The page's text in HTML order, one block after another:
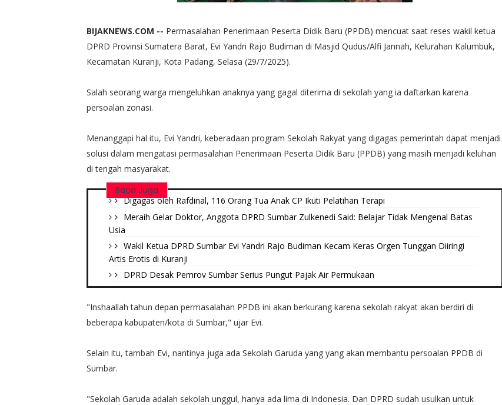
BIJAKNEWS.COM -- Permasalahan Penerimaan Peserta Didik Baru (PPDB) mencuat saat reses wakil ketua
DPRD Provinsi Sumatera Barat, Evi Yandri Rajo Budiman di Masjid Qudus/Alfi Jannah, Kelurahan Kalumbuk,
Kecamatan Kuranji, Kota Padang, Selasa (29/7/2025).
Salah seorang warga mengeluhkan anaknya yang gagal diterima di sekolah yang ia daftarkan karena
persoalan zonasi.
Menanggapi hal itu, Evi Yandri, keberadaan program Sekolah Rakyat yang digagas pemerintah dapat menjadi
solusi dalam mengatasi permasalahan Penerimaan Peserta Didik Baru (PPDB) yang masih menjadi keluhan
di tengah masyarakat.
Baca Juga
Digagas oleh Rafdinal, 116 Orang Tua Anak CP Ikuti Pelatihan Terapi
Meraih Gelar Doktor, Anggota DPRD Sumbar Zulkenedi Said: Belajar Tidak Mengenal Batas
Usia
Wakil Ketua DPRD Sumbar Evi Yandri Rajo Budiman Kecam Keras Orgen Tunggan Diiringi
Artis Erotis di Kuranji
DPRD Desak Pemrov Sumbar Serius Pungut Pajak Air Permukaan
"Inshaallah tahun depan permasalahan PPDB ini akan berkurang karena sekolah rakyat akan berdiri di
beberapa kabupaten/kota di Sumbar," ujar Evi.
Selain itu, tambah Evi, nantinya juga ada Sekolah Garuda yang yang akan membantu persoalan PPDB di
Sumbar.
"Sekolah Garuda adalah sekolah unggul, hanya ada lima di Indonesia. Dan DPRD sudah usulkan untuk